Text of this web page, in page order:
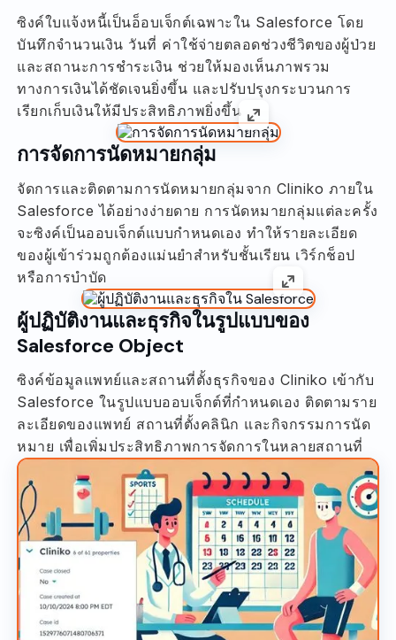
ซิงค์ใบแจ้งหนี้เป็นอ็อบเจ็กต์เฉพาะใน Salesforce โดย
บันทึกจำนวนเงิน วันที่ ค่าใช้จ่ายตลอดช่วงชีวิตของผู้ป่วย
และสถานะการชำระเงิน ช่วยให้มองเห็นภาพรวม
ทางการเงินได้ชัดเจนยิ่งขึ้น และปรับปรุงกระบวนการ
เรียกเก็บเงินให้มีประสิทธิภาพยิ่งขึ้น
การจัดการนัดหมายกลุ่ม
จัดการและติดตามการนัดหมายกลุ่มจาก Cliniko ภายใน
Salesforce ได้อย่างง่ายดาย การนัดหมายกลุ่มแต่ละครั้ง
จะซิงค์เป็นออบเจ็กต์แบบกำหนดเอง ทำให้รายละเอียด
ของผู้เข้าร่วมถูกต้องแม่นยำสำหรับชั้นเรียน เวิร์กช็อป
หรือการบำบัด
ผู้ปฏิบัติงานและธุรกิจในรูปแบบของ
Salesforce Object
ซิงค์ข้อมูลแพทย์และสถานที่ตั้งธุรกิจของ Cliniko เข้ากับ
Salesforce ในรูปแบบออบเจ็กต์ที่กำหนดเอง ติดตามราย
ละเอียดของแพทย์ สถานที่ตั้งคลินิก และกิจกรรมการนัด
หมาย เพื่อเพิ่มประสิทธิภาพการจัดการในหลายสถานที่